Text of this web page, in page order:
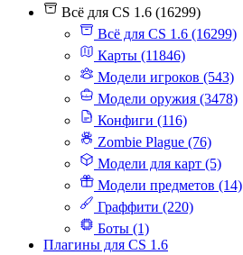
Всё для CS 1.6 (16299)
Всё для CS 1.6 (16299)
Карты (11846)
Модели игроков (543)
Модели оружия (3478)
Конфиги (116)
Zombie Plague (76)
Модели для карт (5)
Модели предметов (14)
Граффити (220)
Боты (1)
Плагины для CS 1.6